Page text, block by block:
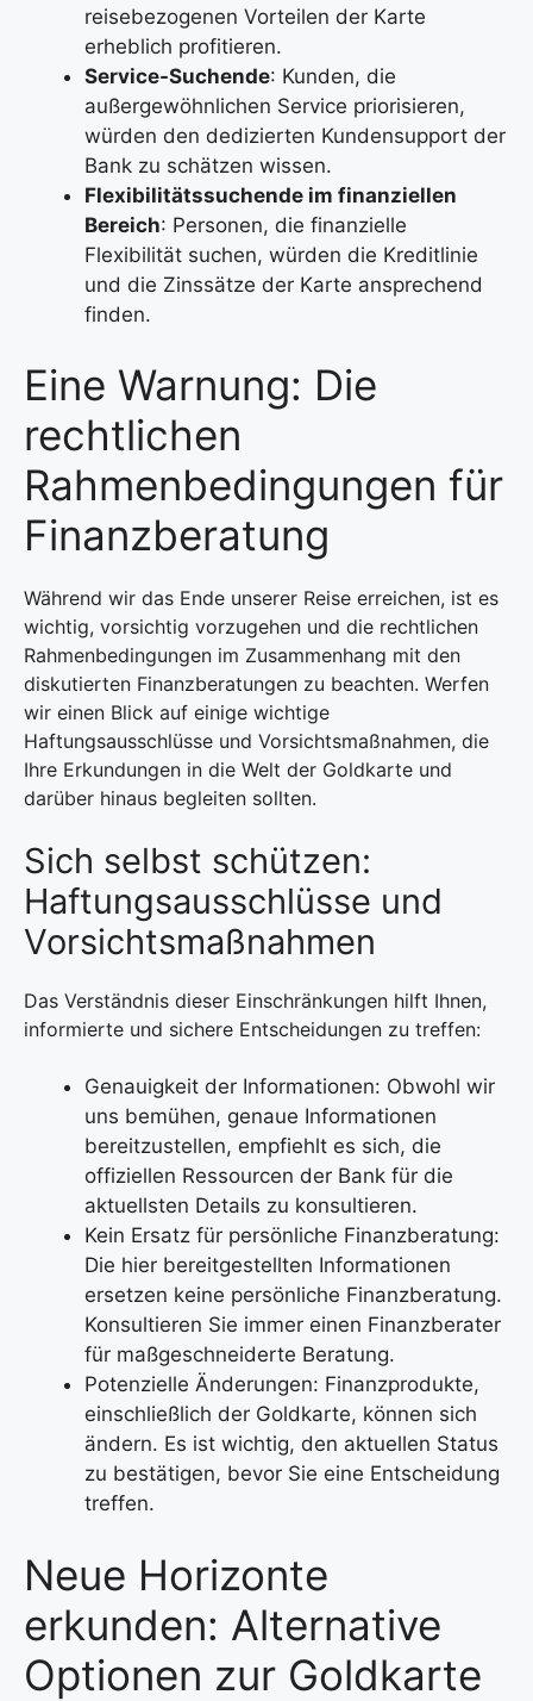
reisebezogenen Vorteilen der Karte
erheblich profitieren.
Service-Suchende: Kunden, die
außergewöhnlichen Service priorisieren,
würden den dedizierten Kundensupport der
Bank zu schätzen wissen.
Flexibilitätssuchende im finanziellen
Bereich: Personen, die finanzielle
Flexibilität suchen, würden die Kreditlinie
und die Zinssätze der Karte ansprechend
finden.
Eine Warnung: Die
rechtlichen
Rahmenbedingungen für
Finanzberatung
Während wir das Ende unserer Reise erreichen, ist es
wichtig, vorsichtig vorzugehen und die rechtlichen
Rahmenbedingungen im Zusammenhang mit den
diskutierten Finanzberatungen zu beachten. Werfen
wir einen Blick auf einige wichtige
Haftungsausschlüsse und Vorsichtsmaßnahmen, die
Ihre Erkundungen in die Welt der Goldkarte und
darüber hinaus begleiten sollten.
Sich selbst schützen:
Haftungsausschlüsse und
Vorsichtsmaßnahmen
Das Verständnis dieser Einschränkungen hilft Ihnen,
informierte und sichere Entscheidungen zu treffen:
Genauigkeit der Informationen: Obwohl wir
uns bemühen, genaue Informationen
bereitzustellen, empfiehlt es sich, die
offiziellen Ressourcen der Bank für die
aktuellsten Details zu konsultieren.
Kein Ersatz für persönliche Finanzberatung:
Die hier bereitgestellten Informationen
ersetzen keine persönliche Finanzberatung.
Konsultieren Sie immer einen Finanzberater
für maßgeschneiderte Beratung.
Potenzielle Änderungen: Finanzprodukte,
einschließlich der Goldkarte, können sich
ändern. Es ist wichtig, den aktuellen Status
zu bestätigen, bevor Sie eine Entscheidung
treffen.
Neue Horizonte
erkunden: Alternative
Optionen zur Goldkarte